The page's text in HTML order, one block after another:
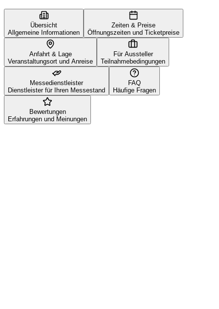
Übersicht
Allgemeine Informationen
Zeiten & Preise
Öffnungszeiten und Ticketpreise
Anfahrt & Lage
Veranstaltungsort und Anreise
Für Aussteller
Teilnahmebedingungen
Messedienstleister
Dienstleister für Ihren Messestand
FAQ
Häufige Fragen
Bewertungen
Erfahrungen und Meinungen